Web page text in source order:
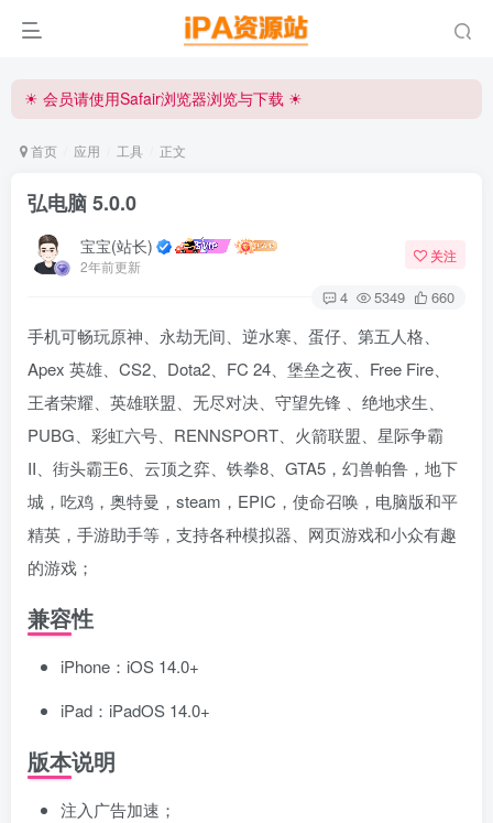
☀ 会员请使用Safair浏览器浏览与下载 ☀
☀ 会员请使用Safair浏览器浏览与下载 ☀
首页 应用 工具 正文
弘电脑 5.0.0
宝宝(站长)
2年前更新
关注
4 5349 660
手机可畅玩原神、永劫无间、逆水寒、蛋仔、第五人格、
Apex 英雄、CS2、Dota2、FC 24、堡垒之夜、Free Fire、
王者荣耀、英雄联盟、无尽对决、守望先锋 、绝地求生、
PUBG、彩虹六号、RENNSPORT、火箭联盟、星际争霸
II、街头霸王6、云顶之弈、铁拳8、GTA5，幻兽帕鲁，地下
城，吃鸡，奥特曼，steam，EPIC，使命召唤，电脑版和平
精英，手游助手等，支持各种模拟器、网页游戏和小众有趣
的游戏；
兼容性
iPhone：iOS 14.0+
iPad：iPadOS 14.0+
版本说明
注入广告加速；